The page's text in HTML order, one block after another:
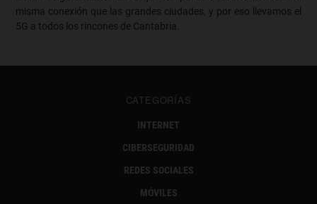
misma conexión que las grandes ciudades, y por eso llevamos el
5G a todos los rincones de Cantabria.
CATEGORÍAS
INTERNET
CIBERSEGURIDAD
REDES SOCIALES
MÓVILES